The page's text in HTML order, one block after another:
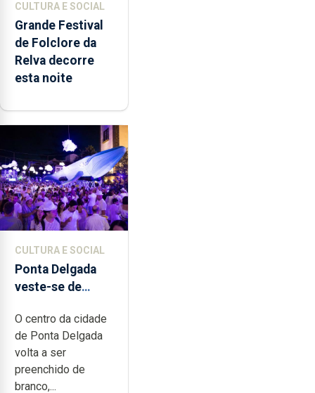
CULTURA E SOCIAL
Grande Festival
de Folclore da
Relva decorre
esta noite
CULTURA E SOCIAL
Ponta Delgada
veste-se de
O centro da cidade
de Ponta Delgada
volta a ser
preenchido de
branco,...